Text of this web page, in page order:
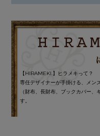
【HIRAMEKI.】ヒラメキって？
専任デザイナーが手掛ける、メン
（財布、長財布、ブックカバー
す。